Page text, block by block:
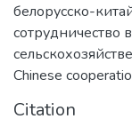
белорусско-
сотрудничество
Chinese
Citation